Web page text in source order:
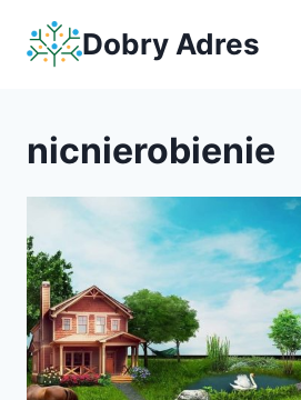
Dobry Adres
nicnierobienie